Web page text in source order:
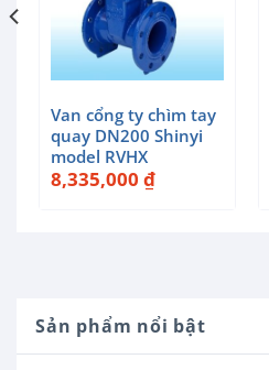
Sản phẩm nổi bật
Van cổng ty chìm tay
quay DN200 Shinyi
model RVHX
8,335,000 ₫